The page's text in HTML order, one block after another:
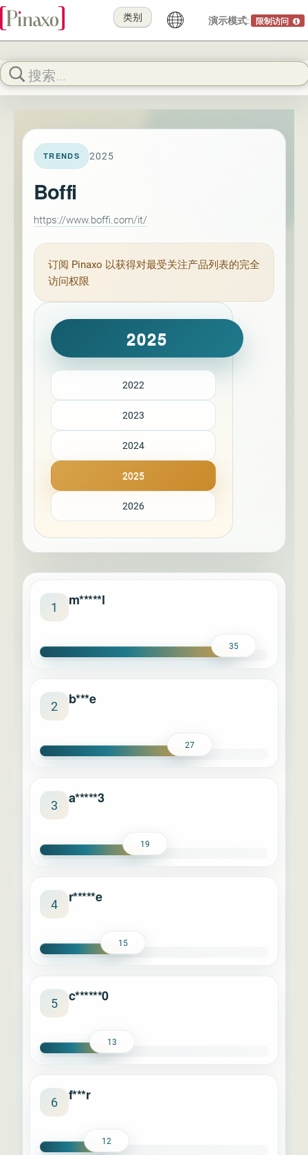
演示模式: 限制访问
类别
TRENDS 2025
Boffi
https://www.boffi.com/it/
订阅 Pinaxo 以获得对最受关注产品列表的完全
访问权限
2025
2022
2023
2024
2025
2026
1 m*****l
35
2 b***e
27
3 a*****3
19
4 r*****e
15
5 c******0
13
6 f***r
12